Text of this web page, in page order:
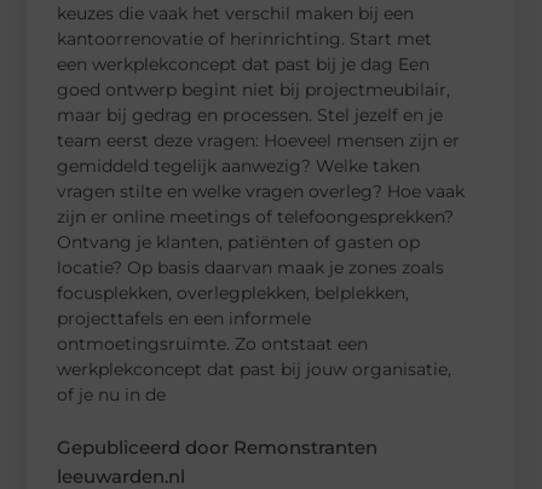
keuzes die vaak het verschil maken bij een
kantoorrenovatie of herinrichting. Start met
een werkplekconcept dat past bij je dag Een
goed ontwerp begint niet bij projectmeubilair,
maar bij gedrag en processen. Stel jezelf en je
team eerst deze vragen: Hoeveel mensen zijn er
gemiddeld tegelijk aanwezig? Welke taken
vragen stilte en welke vragen overleg? Hoe vaak
zijn er online meetings of telefoongesprekken?
Ontvang je klanten, patiënten of gasten op
locatie? Op basis daarvan maak je zones zoals
focusplekken, overlegplekken, belplekken,
projecttafels en een informele
ontmoetingsruimte. Zo ontstaat een
werkplekconcept dat past bij jouw organisatie,
of je nu in de
Gepubliceerd door Remonstranten
leeuwarden.nl